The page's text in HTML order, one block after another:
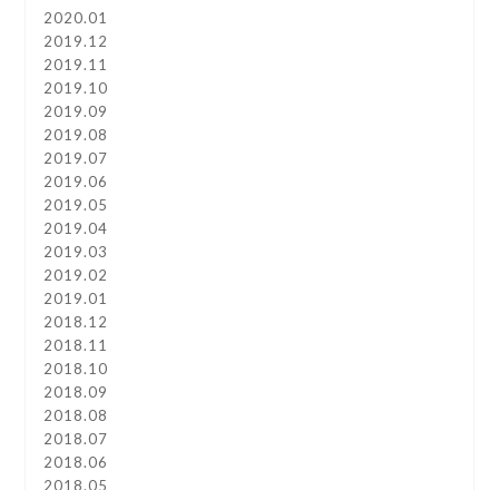
2020.01
2019.12
2019.11
2019.10
2019.09
2019.08
2019.07
2019.06
2019.05
2019.04
2019.03
2019.02
2019.01
2018.12
2018.11
2018.10
2018.09
2018.08
2018.07
2018.06
2018.05